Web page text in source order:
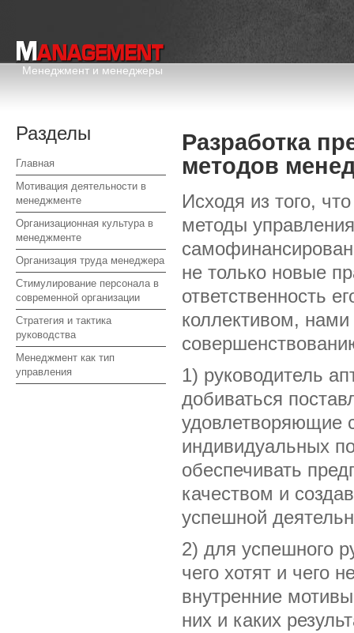
Менеджмент и менеджеры
Разделы
Главная
Мотивация деятельности в
менеджменте
Организационная культура в
менеджменте
Организация труда менеджера
Стимулирование персонала в
современной организации
Стратегия и тактика
руководства
Менеджмент как тип
управления
Разработка
методов
Исходя из того,
методы
не только новые
ответственность
коллективом,
1) руководитель
добиваться
удовлетворяющие
индивидуальных
обеспечивать
качеством и
успешной
2) для успешного
чего хотят и чего
внутренние
них и каких